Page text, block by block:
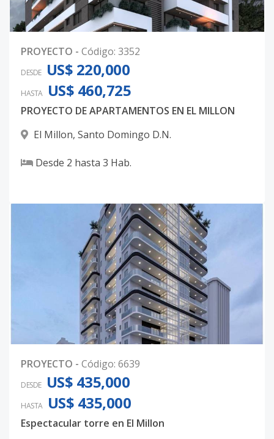
PROYECTO - Código: 3352
DESDE US$ 220,000
HASTA US$ 460,725
PROYECTO DE APARTAMENTOS EN EL MILLON
El Millon, Santo Domingo D.N.
Desde 2 hasta 3 Hab.
PROYECTO - Código: 6639
DESDE US$ 435,000
HASTA US$ 435,000
Espectacular torre en El Millon